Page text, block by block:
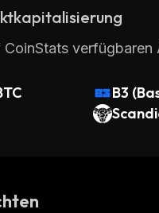
CoinStats
B3